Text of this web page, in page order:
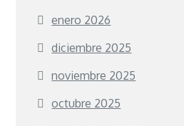
enero 2026
diciembre 2025
noviembre 2025
octubre 2025